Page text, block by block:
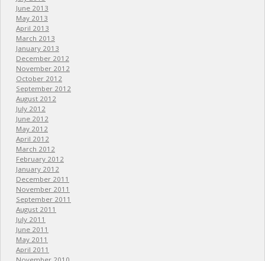
June 2013
May 2013
April 2013
March 2013
January 2013
December 2012
November 2012
October 2012
September 2012
August 2012
July 2012
June 2012
May 2012
April 2012
March 2012
February 2012
January 2012
December 2011
November 2011
September 2011
August 2011
July 2011
June 2011
May 2011
April 2011